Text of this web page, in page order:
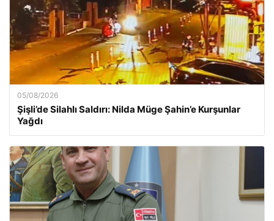
05/08/2026
Şişli’de Silahlı Saldırı: Nilda Müge Şahin’e Kurşunlar
Yağdı